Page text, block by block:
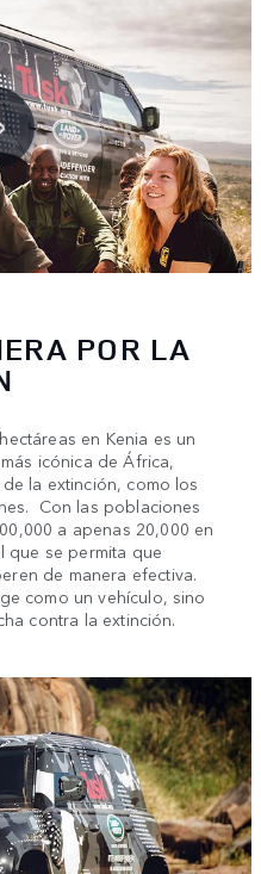
POR LA
en Kenia es un
icónica de África,
la extinción, como los
Con las poblaciones
a apenas 20,000 en
que se permita que
de manera efectiva.
como un vehículo, sino
contra la extinción.